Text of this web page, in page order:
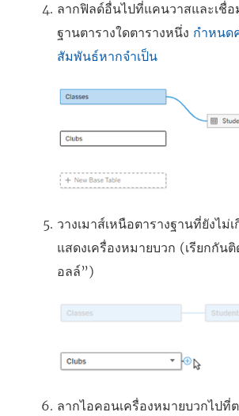
ลากฟิลด์อื่นไปที่แคนวาสและเชื่อ
ฐานตารางใดตารางหนึ่ง กำหนด
สัมพันธ์หากจำเป็น
วางเมาส์เหนือตารางฐานที่ยังไม่
แสดงเครื่องหมายบวก (เรียกกัน
อลล์”)
ลากไอคอนเครื่องหมายบวกไปที่